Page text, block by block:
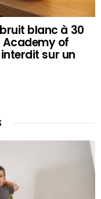
blanc à 30
Academy of
sur un